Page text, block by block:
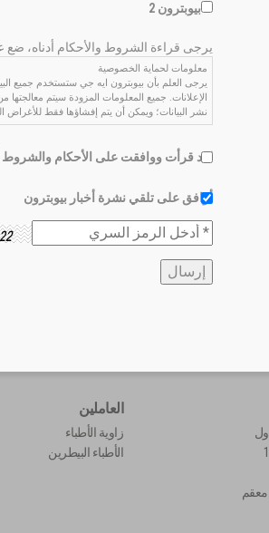
بيوبترون 2
يرجى قراءة الشروط والأحكام أدناه، ضع
معلومات لحماية الخصوصية
يرجى العلم بأن بيوبترون ايه جي ستستخدم جميع
الإعلانات. جميع المعلومات المزودة سيتم معالجتها
نشر البيانات؛ ويمكن أن يتم إفشاؤها فقط للأغراض
لقد قرأت ووافقت على الأحكام والشروط
أوافق على تلقي نشرة أخبار بيوبترون
العاملين
زاوية الأطباء
الأطباء البيطرين